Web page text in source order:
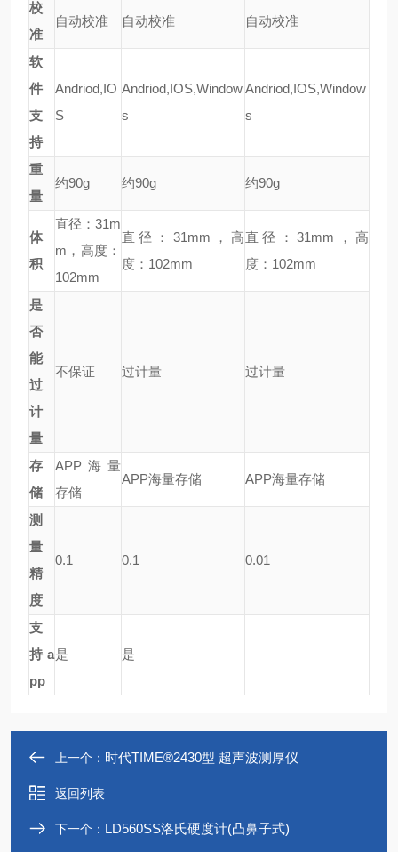
校
准
自动校准 自动校准 自动校准
软
件
支
持
Andriod,IO
S
Andriod,IOS,Window
s
Andriod,IOS,Window
s
重
量
约90g 约90g 约90g
体
积
直径：31m
m，高度：
102mm
直径：31mm，高
度：102mm
直径：31mm，高
度：102mm
是
否
能
过
计
量
不保证 过计量 过计量
存
储
APP海量
存储
APP海量存储 APP海量存储
测
量
精
度
0.1 0.1 0.01
支
持a
pp
是 是
上一个： 时代TIME®2430型 超声波测厚仪
返回列表
下一个： LD560SS洛氏硬度计(凸鼻子式)